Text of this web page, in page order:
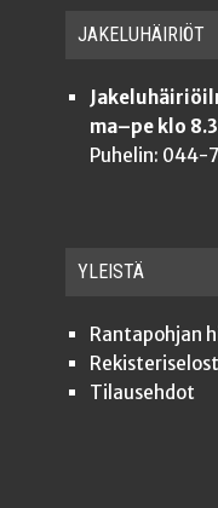
JAKE­LU­HÄI­RIÖT
ma–pe klo
Puhelin: 044-
YLEISTÄ
Ran­ta­poh­jan
Tilauseh­dot